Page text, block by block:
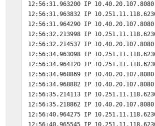
12:56:31.963200 IP
12:56:31.963832 IP
12:56:31.964290 IP
12:56:32.213998 IP
12:56:32.214537 IP
12:56:34.963098 IP
12:56:34.964120 IP
12:56:34.968869 IP
12:56:34.968882 IP
12:56:35.214113 IP
12:56:35.218862 IP
12:56:40.964275 IP
12:56:40.965545 IP